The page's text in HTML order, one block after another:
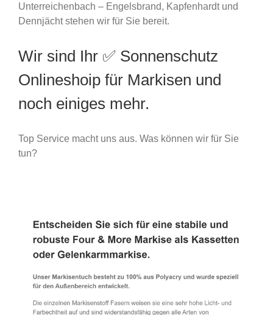
Unterreichenbach – Engelsbrand, Kapfenhardt und
Dennjächt stehen wir für Sie bereit.
Wir sind Ihr ✅ Sonnenschutz
Onlineshoip für Markisen und
noch einiges mehr.
Top Service macht uns aus. Was können wir für Sie
tun?